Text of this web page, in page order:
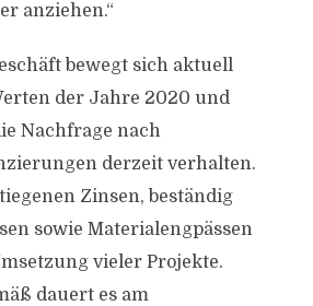
anziehen.“
bewegt sich aktuell
der Jahre 2020 und
Nachfrage nach
derzeit verhalten.
Zinsen, beständig
sowie Materialengpässen
vieler Projekte.
dauert es am